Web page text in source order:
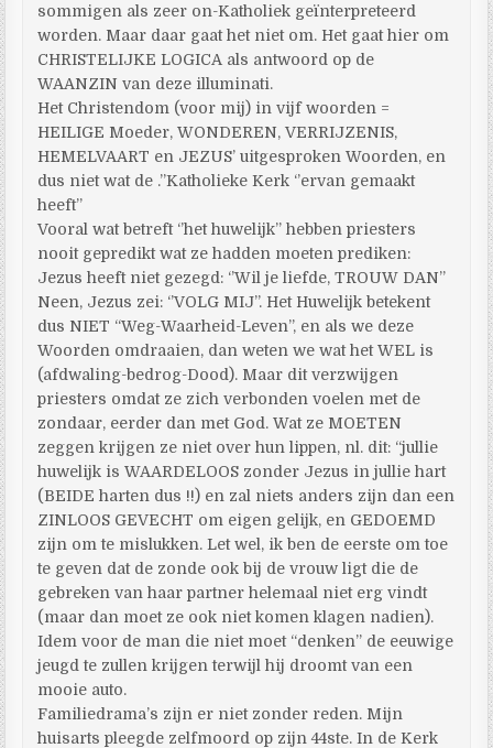
sommigen als zeer on-Katholiek geïnterpreteerd
worden. Maar daar gaat het niet om. Het gaat hier om
CHRISTELIJKE LOGICA als antwoord op de
WAANZIN van deze illuminati.
Het Christendom (voor mij) in vijf woorden =
HEILIGE Moeder, WONDEREN, VERRIJZENIS,
HEMELVAART en JEZUS’ uitgesproken Woorden, en
dus niet wat de .’’Katholieke Kerk ‘’ervan gemaakt
heeft’’
Vooral wat betreft ‘’het huwelijk’’ hebben priesters
nooit gepredikt wat ze hadden moeten prediken:
Jezus heeft niet gezegd: ‘’Wil je liefde, TROUW DAN’’
Neen, Jezus zei: ‘’VOLG MIJ’’. Het Huwelijk betekent
dus NIET “Weg-Waarheid-Leven”, en als we deze
Woorden omdraaien, dan weten we wat het WEL is
(afdwaling-bedrog-Dood). Maar dit verzwijgen
priesters omdat ze zich verbonden voelen met de
zondaar, eerder dan met God. Wat ze MOETEN
zeggen krijgen ze niet over hun lippen, nl. dit: “jullie
huwelijk is WAARDELOOS zonder Jezus in jullie hart
(BEIDE harten dus !!) en zal niets anders zijn dan een
ZINLOOS GEVECHT om eigen gelijk, en GEDOEMD
zijn om te mislukken. Let wel, ik ben de eerste om toe
te geven dat de zonde ook bij de vrouw ligt die de
gebreken van haar partner helemaal niet erg vindt
(maar dan moet ze ook niet komen klagen nadien).
Idem voor de man die niet moet “denken” de eeuwige
jeugd te zullen krijgen terwijl hij droomt van een
mooie auto.
Familiedrama’s zijn er niet zonder reden. Mijn
huisarts pleegde zelfmoord op zijn 44ste. In de Kerk